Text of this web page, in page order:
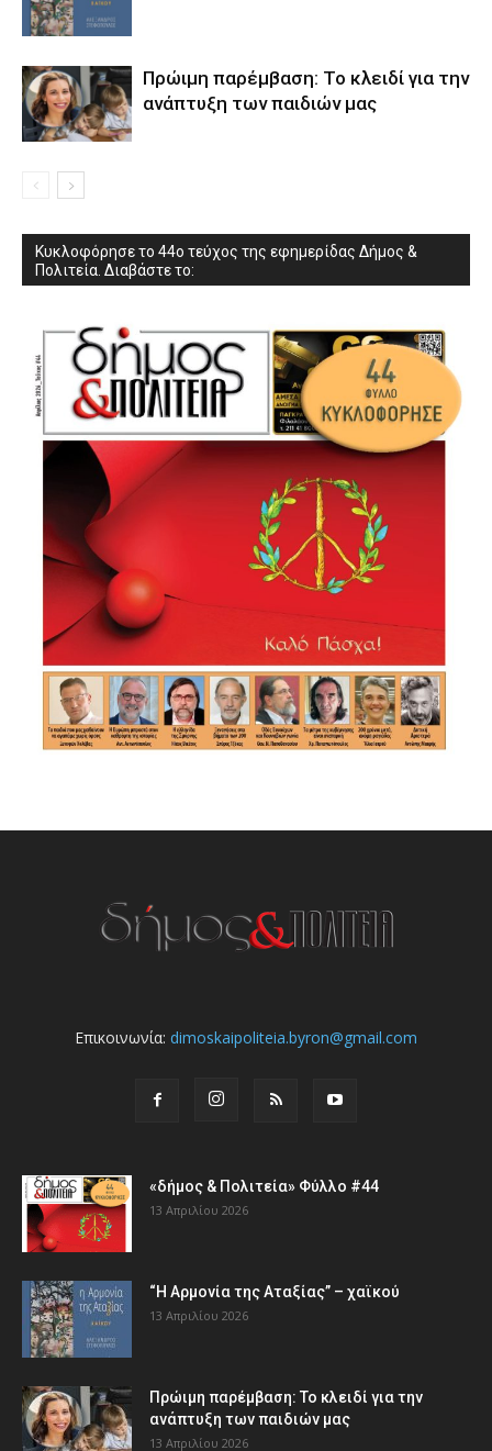
Πρώιμη παρέμβαση: Το κλειδί για την
ανάπτυξη των παιδιών µας
Κυκλοφόρησε το 44ο τεύχος της εφημερίδας Δήμος &
Πολιτεία. Διαβάστε το:
Επικοινωνία: dimoskaipoliteia.byron@gmail.com
«δήμος & Πολιτεία» Φύλλο #44
13 Απριλίου 2026
“Η Αρμονία της Αταξίας” – χαϊκού
13 Απριλίου 2026
Πρώιμη παρέμβαση: Το κλειδί για την
ανάπτυξη των παιδιών µας
13 Απριλίου 2026